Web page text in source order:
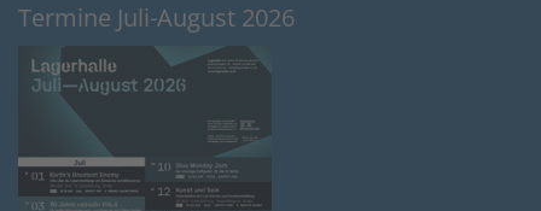
Termine Juli-August 2026